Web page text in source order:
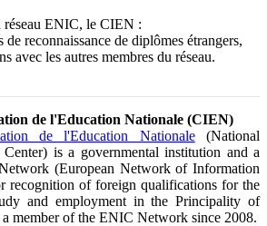
réseau ENIC, le CIEN :
de reconnaissance de diplômes étrangers,
avec les autres membres du réseau.
de l'Education Nationale (CIEN)
de l'Education Nationale(National
is a governmental institution and a
(European Network of Information
recognition of foreign qualifications for the
and employment in the Principality of
member of the ENIC Network since 2008.